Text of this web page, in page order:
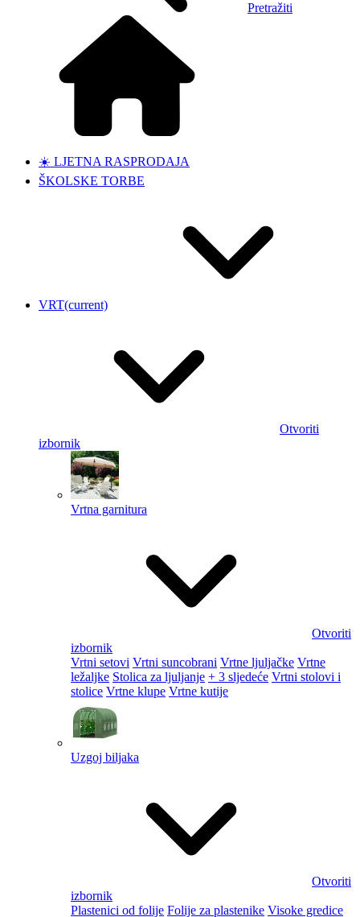
Pretražiti
☀️ LJETNA RASPRODAJA
ŠKOLSKE TORBE
VRT(current)
Otvoriti
izbornik
Vrtna garnitura
Otvoriti
izbornik
Vrtni setovi Vrtni suncobrani Vrtne ljuljačke Vrtne
ležaljke Stolica za ljuljanje + 3 sljedeće Vrtni stolovi i
stolice Vrtne klupe Vrtne kutije
Uzgoj biljaka
Otvoriti
izbornik
Plastenici od folije Folije za plastenike Visoke gredice